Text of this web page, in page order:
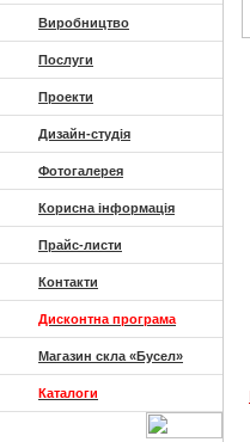
Виробництво
Послуги
Проекти
Дизайн-студія
Фотогалерея
Корисна інформація
Прайс-листи
Контакти
Дисконтна програма
Магазин скла «Бусел»
Каталоги